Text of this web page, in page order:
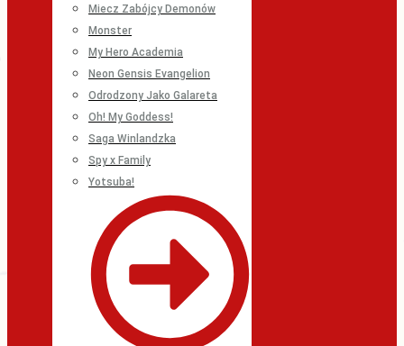
Miecz Zabójcy Demonów
Monster
My Hero Academia
Neon Gensis Evangelion
Odrodzony Jako Galareta
Oh! My Goddess!
Saga Winlandzka
Spy x Family
Yotsuba!